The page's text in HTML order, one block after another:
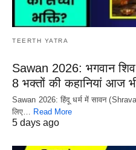
TEERTH YATRA
Sawan 2026: भगवान
8 भक्तों की कहानियां आज
Sawan 2026: हिंदू धर्म में सावन
लिए… Read More
5 days ago